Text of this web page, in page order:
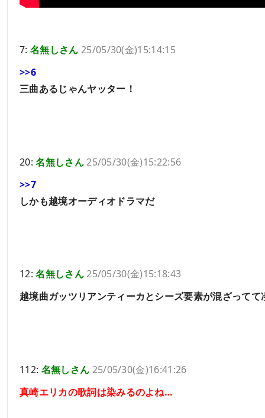
7: 名無しさん 25/05/30(金)15:14:15
>>6
三曲あるじゃんヤッター！
20:名無しさん25/05/30(金)15:22:56
>>7
しかも越境オーディオドラマだ
12:名無しさん25/05/30(金)15:18:43
越境曲ガッツリアンティーカとシーズ要素が混ざってて
112: 名無しさん 25/05/30(金)16:41:26
真崎エリカの歌詞は染みるのよね…